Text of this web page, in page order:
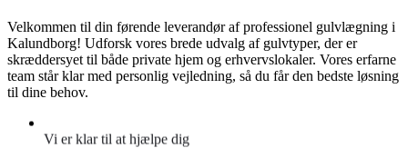
Velkommen til din førende leverandør af professionel gulvlægning i
Kalundborg! Udforsk vores brede udvalg af gulvtyper, der er
skræddersyet til både private hjem og erhvervslokaler. Vores erfarne
team står klar med personlig vejledning, så du får den bedste løsning
til dine behov.
Vi er klar til at hjælpe dig